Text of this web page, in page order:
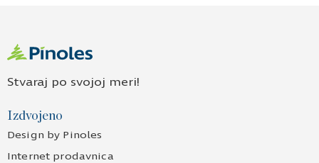
Stvaraj po svojoj meri!
Izdvojeno
Design by Pinoles
Internet prodavnica